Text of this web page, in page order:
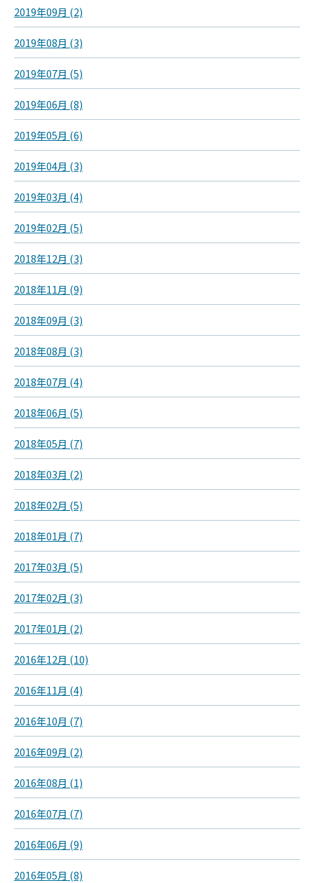
2019年09月 (2)
2019年08月 (3)
2019年07月 (5)
2019年06月 (8)
2019年05月 (6)
2019年04月 (3)
2019年03月 (4)
2019年02月 (5)
2018年12月 (3)
2018年11月 (9)
2018年09月 (3)
2018年08月 (3)
2018年07月 (4)
2018年06月 (5)
2018年05月 (7)
2018年03月 (2)
2018年02月 (5)
2018年01月 (7)
2017年03月 (5)
2017年02月 (3)
2017年01月 (2)
2016年12月 (10)
2016年11月 (4)
2016年10月 (7)
2016年09月 (2)
2016年08月 (1)
2016年07月 (7)
2016年06月 (9)
2016年05月 (8)